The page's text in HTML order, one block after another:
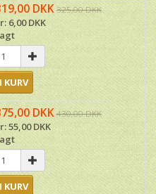
DKK325,00 DKK
6,00 DKK
KURV
DKK430,00 DKK
55,00 DKK
KURV